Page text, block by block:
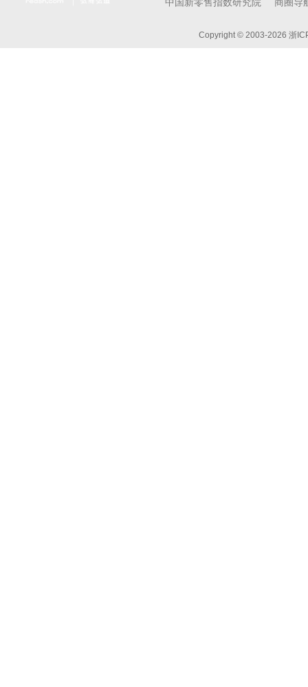
中国新零售指数研究院 商圈导
Copyright © 2003-2026 浙